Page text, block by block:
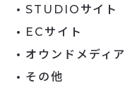
STUDIOサイト
ECサイト
オウンドメディア
その他